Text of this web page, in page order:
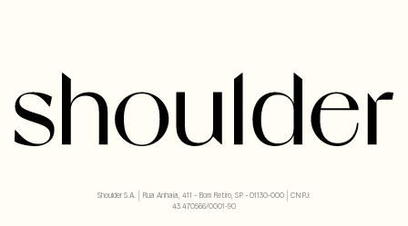
Shoulder S.A. | Rua Anhaia, 411 - Bom Retiro, SP - 01130-000 | CNPJ:
43.470566/0001-90